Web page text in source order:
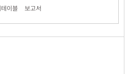
이블 보고서